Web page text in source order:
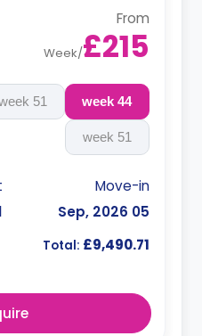
From
£215
/
Week
44 week
51 week
51 week
Move-in
05 Sep, 2026
Total: £9,490.71